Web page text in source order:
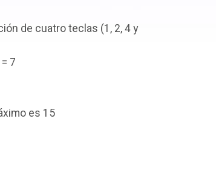
de cuatro teclas (1, 2, 4 y
7
es 15